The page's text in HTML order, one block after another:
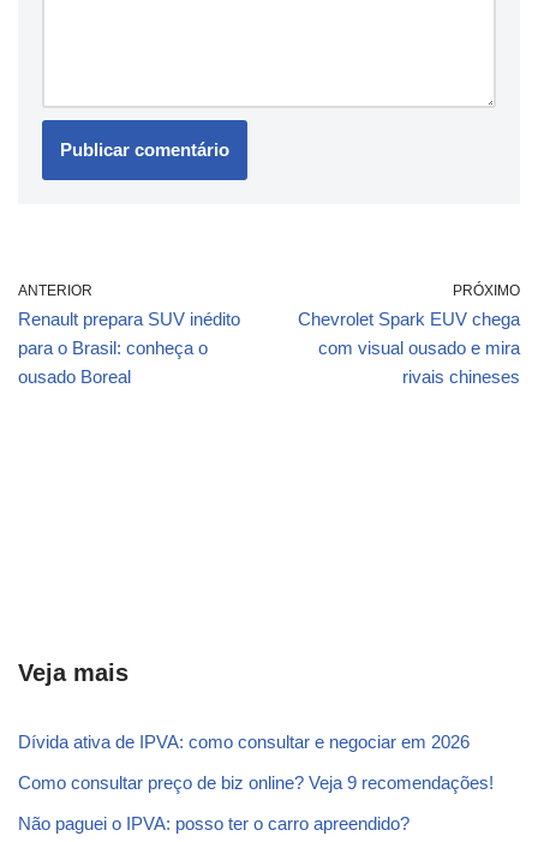
ANTERIOR
Renault prepara SUV inédito
para o Brasil: conheça o
ousado Boreal
PRÓXIMO
Chevrolet Spark EUV chega
com visual ousado e mira
rivais chineses
Veja mais
Dívida ativa de IPVA: como consultar e negociar em 2026
Como consultar preço de biz online? Veja 9 recomendações!
Não paguei o IPVA: posso ter o carro apreendido?